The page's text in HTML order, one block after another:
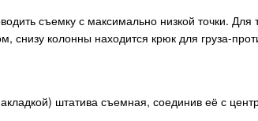
съемку с максимально низкой точки.
колонны находится крюк для груза-
штатива съемная, соединив её с